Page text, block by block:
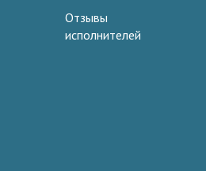
Отзывы
исполнителей